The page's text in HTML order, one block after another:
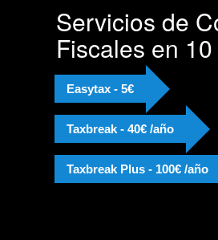
Servicios de
Fiscales en
Easytax - 5€
Taxbreak - 40€ /año
Taxbreak Plus - 100€ /año